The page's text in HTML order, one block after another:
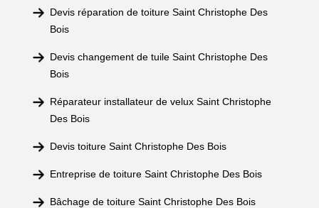
Devis réparation de toiture Saint Christophe Des
Bois
Devis changement de tuile Saint Christophe Des
Bois
Réparateur installateur de velux Saint Christophe
Des Bois
Devis toiture Saint Christophe Des Bois
Entreprise de toiture Saint Christophe Des Bois
Bâchage de toiture Saint Christophe Des Bois